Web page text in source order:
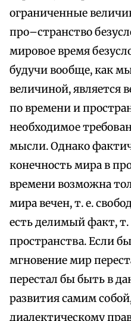
ограниченные
про–странство
мировое время
будучи вообще, как
величиной, является
по времени и
необходимое
мысли. Однако
конечность мира в
времени возможна
мира вечен, т. е.
есть делимый факт, т.
пространства. Если
мгновение мир
перестал бы быть в
развития самим
диалектическому